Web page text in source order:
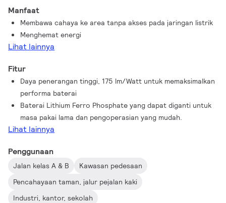
Manfaat
Membawa cahaya ke area tanpa akses pada jaringan listrik
Menghemat energi
Lihat lainnya
Fitur
Daya penerangan tinggi, 175 lm/Watt untuk memaksimalkan
performa baterai
Baterai Lithium Ferro Phosphate yang dapat diganti untuk
masa pakai lama dan pengoperasian yang mudah.
Lihat lainnya
Penggunaan
Jalan kelas A & B
Kawasan pedesaan
Pencahayaan taman, jalur pejalan kaki
Industri, kantor, sekolah